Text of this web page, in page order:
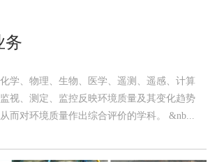
务
学、物理、生物、医学、遥测、遥感、计算
视、测定、监控反映环境质量及其变化趋势
而对环境质量作出综合评价的学科。 &nb...